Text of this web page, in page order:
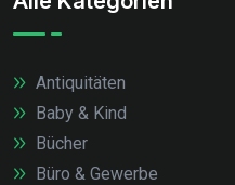
Antiquitäten
Baby & Kind
Bücher
Büro & Gewerbe